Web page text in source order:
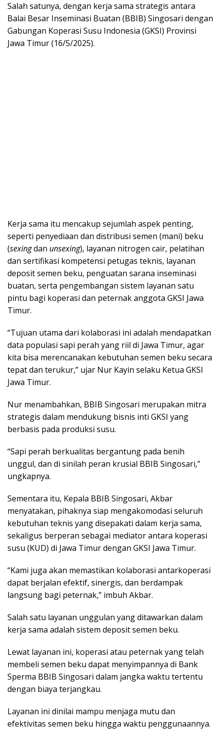
Salah satunya, dengan kerja sama strategis antara
Balai Besar Inseminasi Buatan (BBIB) Singosari dengan
Gabungan Koperasi Susu Indonesia (GKSI) Provinsi
Jawa Timur (16/5/2025).
Kerja sama itu mencakup sejumlah aspek penting,
seperti penyediaan dan distribusi semen (mani) beku
(sexingdan unsexing), layanan nitrogen cair, pelatihan
dan sertifikasi kompetensi petugas teknis, layanan
deposit semen beku, penguatan sarana inseminasi
buatan, serta pengembangan sistem layanan satu
pintu bagi koperasi dan peternak anggota GKSI Jawa
Timur.
“Tujuan utama dari kolaborasi ini adalah mendapatkan
data populasi sapi perah yang riil di Jawa Timur, agar
kita bisa merencanakan kebutuhan semen beku secara
tepat dan terukur,” ujar Nur Kayin selaku Ketua GKSI
Jawa Timur.
Nur menambahkan, BBIB Singosari merupakan mitra
strategis dalam mendukung bisnis inti GKSI yang
berbasis pada produksi susu.
“Sapi perah berkualitas bergantung pada benih
unggul, dan di sinilah peran krusial BBIB Singosari,”
ungkapnya.
Sementara itu, Kepala BBIB Singosari, Akbar
menyatakan, pihaknya siap mengakomodasi seluruh
kebutuhan teknis yang disepakati dalam kerja sama,
sekaligus berperan sebagai mediator antara koperasi
susu (KUD) di Jawa Timur dengan GKSI Jawa Timur.
“Kami juga akan memastikan kolaborasi antarkoperasi
dapat berjalan efektif, sinergis, dan berdampak
langsung bagi peternak,” imbuh Akbar.
Salah satu layanan unggulan yang ditawarkan dalam
kerja sama adalah sistem deposit semen beku.
Lewat layanan ini, koperasi atau peternak yang telah
membeli semen beku dapat menyimpannya di Bank
Sperma BBIB Singosari dalam jangka waktu tertentu
dengan biaya terjangkau.
Layanan ini dinilai mampu menjaga mutu dan
efektivitas semen beku hingga waktu penggunaannya.